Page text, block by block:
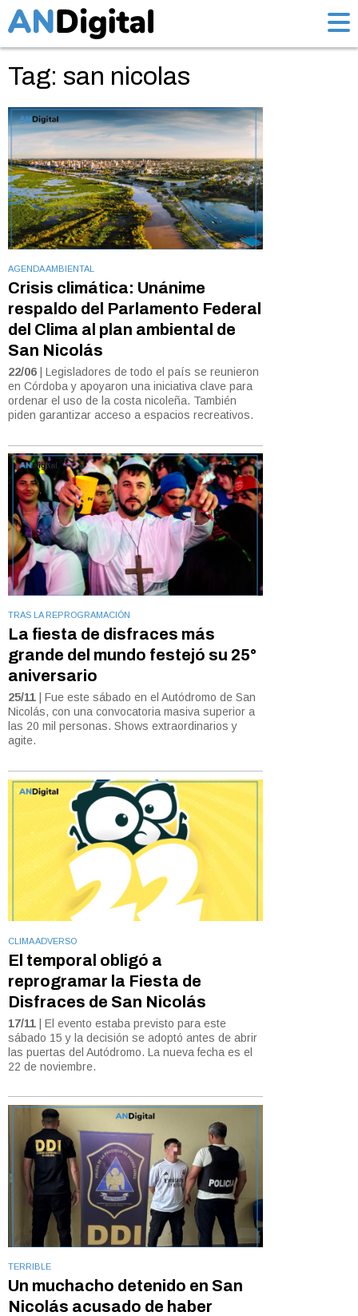
Tag: san nicolas
AGENDA AMBIENTAL
Crisis climática: Unánime
respaldo del Parlamento Federal
del Clima al plan ambiental de
San Nicolás
22/06 | Legisladores de todo el país se reunieron
en Córdoba y apoyaron una iniciativa clave para
ordenar el uso de la costa nicoleña. También
piden garantizar acceso a espacios recreativos.
TRAS LA REPROGRAMACIÓN
La fiesta de disfraces más
grande del mundo festejó su 25°
aniversario
25/11 | Fue este sábado en el Autódromo de San
Nicolás, con una convocatoria masiva superior a
las 20 mil personas. Shows extraordinarios y
agite.
CLIMA ADVERSO
El temporal obligó a
reprogramar la Fiesta de
Disfraces de San Nicolás
17/11 | El evento estaba previsto para este
sábado 15 y la decisión se adoptó antes de abrir
las puertas del Autódromo. La nueva fecha es el
22 de noviembre.
TERRIBLE
Un muchacho detenido en San
Nicolás acusado de haber